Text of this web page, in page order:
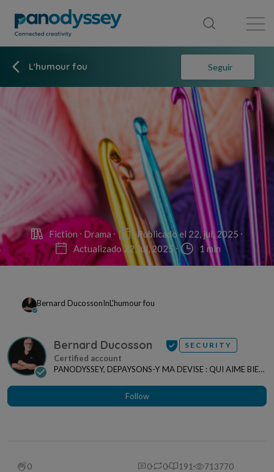
L'humour fou Seguir
Fiction Drama
Publicado el 22, jul, 2025
Actualizado 22, jul, 2025
1 min
Bernard DucossonInL'humour fou
Bernard Ducosson SECURITY
PANODYSSEY, DEPAYSONS-Y MA DEVISE : QUI AIME BIEN,
Follow
0 0 0 191 713770